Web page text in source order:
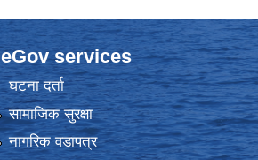
eGov services
घटना दर्ता
सामाजिक सुरक्षा
नागरिक वडापत्र